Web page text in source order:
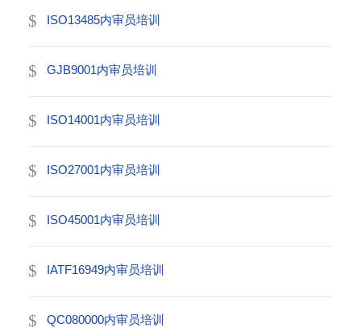
ISO13485内审员培训
GJB9001内审员培训
ISO14001内审员培训
ISO27001内审员培训
ISO45001内审员培训
IATF16949内审员培训
QC080000内审员培训